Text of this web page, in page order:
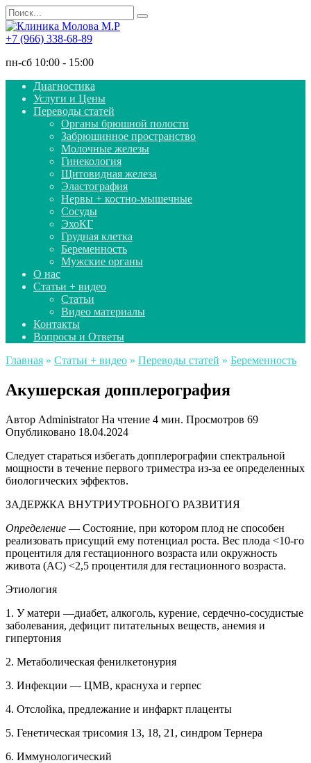
Перейти
к
содержанию
Search
for:
+7 (966) 338-68-89
пн-сб 10:00 - 15:00
Диагностика
Услуги и Цены
Переводы статей
Органы брюшной полости
Забрюшинное пространство
Молочные железы
Гинекология
Щитовидная железа
Эластография
Нервы + костно-мышечные
Сосуды
ЭхоКГ
Грудная клетка
Беременность
Мужские органы
О нас
Статьи + видео
Статьи
Видео материалы
Контакты
Вопросы и Ответы
Главная » Статьи + видео » Переводы статей » Беременность
Акушерская допплерография
Автор Administrator На чтение 4 мин. Просмотров 69
Опубликовано 18.04.2024
Следует стараться избегать допплерографии спектральной
мощности в течение первого триместра из-за ее определенных
биологических эффектов.
ЗАДЕРЖКА ВНУТРИУТРОБНОГО РАЗВИТИЯ
Определение — Состояние, при котором плод не способен
реализовать присущий ему потенциал роста. Вес плода <10-го
процентиля для гестационного возраста или окружность
живота (AC) <2,5 процентиля для гестационного возраста.
Этиология
1. У матери —диабет, алкоголь, курение, сердечно-сосудистые
заболевания, дефицит питательных веществ, анемия и
гипертония
2. Метаболическая фенилкетонурия
3. Инфекции — ЦМВ, краснуха и герпес
4. Отслойка, предлежание и инфаркт плаценты
5. Генетическая трисомия 13, 18, 21, синдром Тернера
6. Иммунологический